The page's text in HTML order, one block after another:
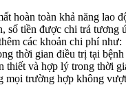
hoàn toàn khả năng lao
số tiền được chi trả
các khoản chi phí như:
thời gian điều trị tại
thiết và hợp lý trong thời
mọi trường hợp không